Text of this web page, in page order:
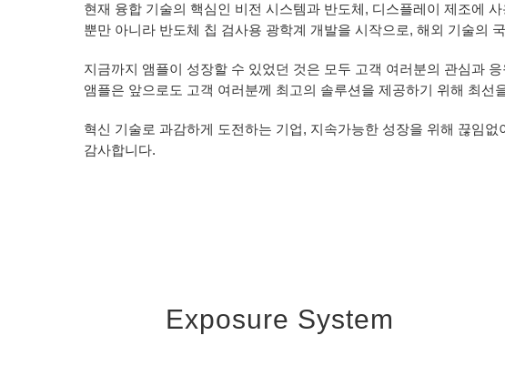
현재 융합 기술의 핵심인 비전 시스템과 반도체, 디스플레이 제조에
뿐만 아니라 반도체 칩 검사용 광학계 개발을 시작으로, 해외 기술의
지금까지 앰플이 성장할 수 있었던 것은 모두 고객 여러분의 관심과
앰플은 앞으로도 고객 여러분께 최고의 솔루션을 제공하기 위해 최선
혁신 기술로 과감하게 도전하는 기업, 지속가능한 성장을 위해 끊임
감사합니다.
Exposure System